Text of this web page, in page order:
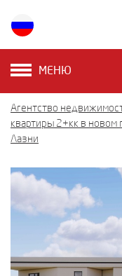
МЕНЮ
Агентство
квартиры 2+кк в новом
Лазни